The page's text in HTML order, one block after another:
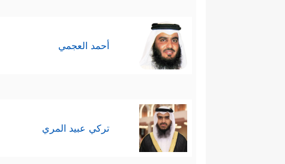
وشنق وخنق، وكفر وفجر.
أحمد العجمي
تركي عبيد المري